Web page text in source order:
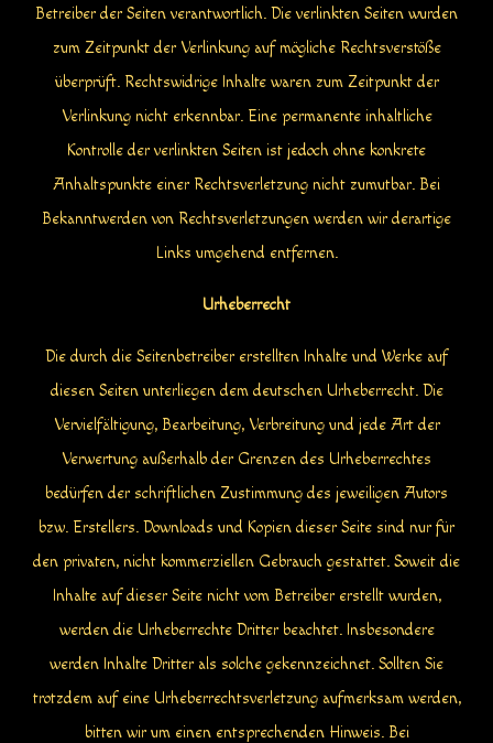
Betreiber der Seiten verantwortlich. Die verlinkten Seiten wurden
zum Zeitpunkt der Verlinkung auf mögliche Rechtsverstöße
überprüft. Rechtswidrige Inhalte waren zum Zeitpunkt der
Verlinkung nicht erkennbar. Eine permanente inhaltliche
Kontrolle der verlinkten Seiten ist jedoch ohne konkrete
Anhaltspunkte einer Rechtsverletzung nicht zumutbar. Bei
Bekanntwerden von Rechtsverletzungen werden wir derartige
Links umgehend entfernen.
Urheberrecht
Die durch die Seitenbetreiber erstellten Inhalte und Werke auf
diesen Seiten unterliegen dem deutschen Urheberrecht. Die
Vervielfältigung, Bearbeitung, Verbreitung und jede Art der
Verwertung außerhalb der Grenzen des Urheberrechtes
bedürfen der schriftlichen Zustimmung des jeweiligen Autors
bzw. Erstellers. Downloads und Kopien dieser Seite sind nur für
den privaten, nicht kommerziellen Gebrauch gestattet. Soweit die
Inhalte auf dieser Seite nicht vom Betreiber erstellt wurden,
werden die Urheberrechte Dritter beachtet. Insbesondere
werden Inhalte Dritter als solche gekennzeichnet. Sollten Sie
trotzdem auf eine Urheberrechtsverletzung aufmerksam werden,
bitten wir um einen entsprechenden Hinweis. Bei